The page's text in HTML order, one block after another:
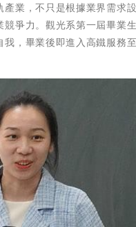
業，不只是根據業界需求
爭力。觀光系第一屆畢業
，畢業後即進入高鐵服務